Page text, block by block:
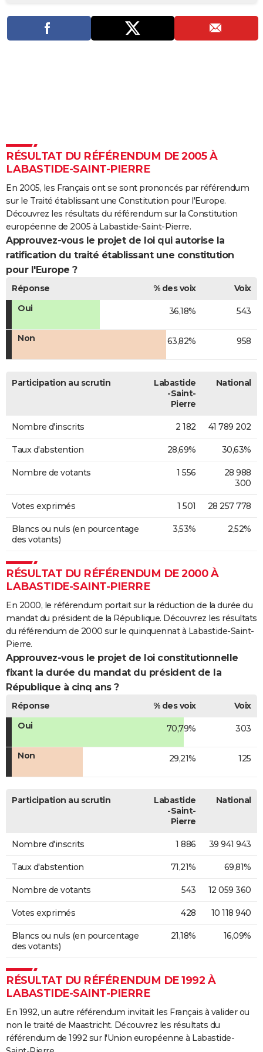
PHOTO
GUIDES D'ACHAT
COPAINS D'AVANT
FORUM
Bricolage
Lifestyle
Culture
Sport
Auto
Television
Voyage
Cinema
RÉSULTAT DU RÉFÉRENDUM DE 2005 À
LABASTIDE-SAINT-PIERRE
En 2005, les Français ont se sont prononcés par référendum
sur le Traité établissant une Constitution pour l'Europe.
Découvrez les résultats du référendum sur la Constitution
européenne de 2005 à Labastide-Saint-Pierre.
Approuvez-vous le projet de loi qui autorise la
ratification du traité établissant une constitution
pour l'Europe ?
Réponse % des voix
Voix
Oui
36,18% 543
Non 63,82% 958
Participation au scrutin
Labastide
-Saint-
Pierre
National
Nombre d'inscrits 2 182 41 789 202
Taux d'abstention 28,69% 30,63%
Nombre de votants 1 556
28 988
300
Votes exprimés 1 501 28 257 778
Blancs ou nuls (en pourcentage
des votants)
3,53% 2,52%
RÉSULTAT DU RÉFÉRENDUM DE 2000 À
LABASTIDE-SAINT-PIERRE
En 2000, le référendum portait sur la réduction de la durée du
mandat du président de la République. Découvrez les résultats
du référendum de 2000 sur le quinquennat à Labastide-Saint-
Pierre.
Approuvez-vous le projet de loi constitutionnelle
fixant la durée du mandat du président de la
République à cinq ans ?
Réponse % des voix
Voix
Oui
70,79% 303
Non 29,21% 125
Participation au scrutin
Labastide
-Saint-
Pierre
National
Nombre d'inscrits 1 886 39 941 943
Taux d'abstention 71,21% 69,81%
Nombre de votants 543 12 059 360
Votes exprimés 428 10 118 940
Blancs ou nuls (en pourcentage
des votants)
21,18% 16,09%
RÉSULTAT DU RÉFÉRENDUM DE 1992 À
LABASTIDE-SAINT-PIERRE
En 1992, un autre référendum invitait les Français à valider ou
non le traité de Maastricht. Découvrez les résultats du
référendum de 1992 sur l'Union européenne à Labastide-